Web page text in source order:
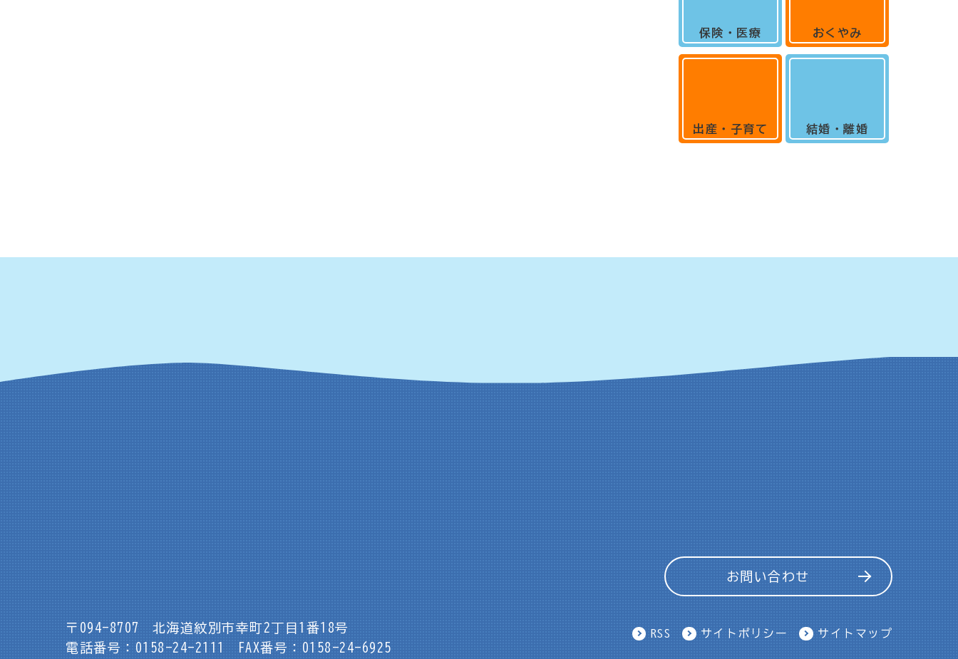
保険・医療
出産・子育て
おくやみ
結婚・離婚
〒094-8707
北海道紋別市幸町2丁目1番18号
電話番号：0158-24-2111
FAX番号：0158-24-6925
お問い合わせ
RSS サイトポリシー サイトマップ